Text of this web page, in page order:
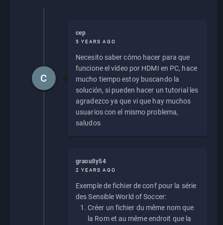
cep
5 YEARS AGO
Necesito saber cómo hacer para que
funcione el vídeo por HDMI en PC, hace
mucho tiempo estoy buscando la
solución, si pueden hacer un tutorial les
agradezco ya que vi que hay muchos
usuarios con el mismo problema,
saludos
C
graoully54
2 YEARS AGO
Exemple de fichier de conf pour la série
des Sensible World of Soccer:
Créer un fichier du même nom que
la Rom et au même endroit que la